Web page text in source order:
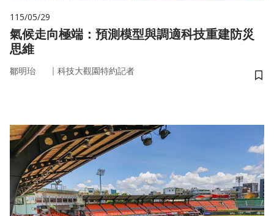
115/05/29
氣候走向極端：預測模型與調適科技重建防災
思維
鄒明珆 ｜ 科技大觀園特約記者
儲